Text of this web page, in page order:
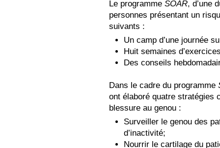
Le programme SOAR, d’une
personnes présentant un
suivants :
Un camp d’une journée
Huit semaines
Des conseils
Dans le cadre du programme
ont élaboré quatre stratégies
blessure au genou :
Surveiller le genou des
d’inactivité;
Nourrir le cartilage du